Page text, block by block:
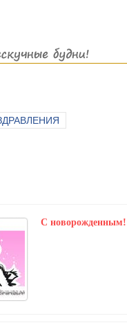
C новорожденным!